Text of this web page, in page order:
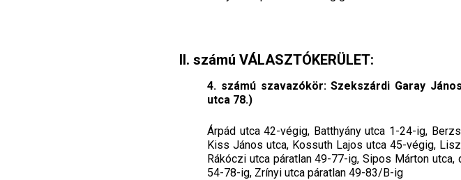
II. számú VÁLASZTÓKERÜLET:
4. számú szavazókör: Szekszárdi Garay
utca 78.)
Árpád utca 42-végig, Batthyány utca 1-24-ig,
Kiss János utca, Kossuth Lajos utca 45-végig,
Rákóczi utca páratlan 49-77-ig, Sipos Márton utca,
54-78-ig, Zrínyi utca páratlan 49-83/B-ig